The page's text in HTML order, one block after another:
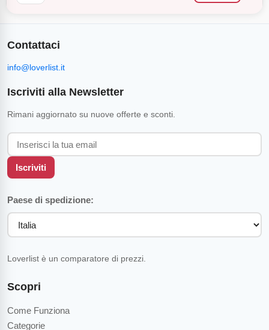
Scopri
Come Funziona
Categorie
Contattaci
info@loverlist.it
Iscriviti alla Newsletter
Rimani aggiornato su nuove offerte e sconti.
Iscriviti
Paese di spedizione:
Loverlist è un comparatore di prezzi.